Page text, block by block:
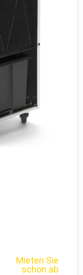
Mieten Sie
schon ab